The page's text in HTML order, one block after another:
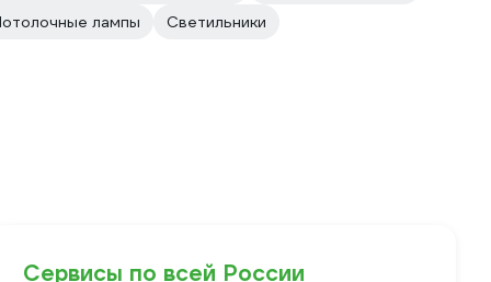
лампы
Светильники
Сервисы по всей России